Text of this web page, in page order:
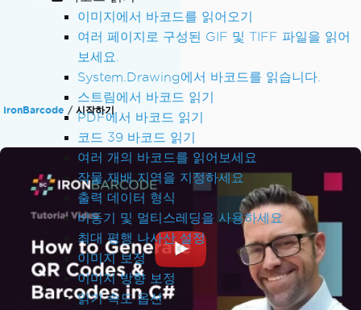
이미지에서 바코드를 읽어오기
여러 페이지로 구성된 GIF 및 TIFF 파일을 읽어
보세요.
System.Drawing에서 바코드를 읽습니다.
스트림에서 바코드 읽기
PDF에서 바코드 읽기
코드 39 바코드 읽기
여러 개의 바코드를 읽어보세요
작물 재배 지역을 지정하세요
출력 데이터 형식
비동기 및 멀티스레딩을 사용하세요
최대 평행 나사산 설정
이미지 보정
이미지 방향 보정
읽기 속도 옵션
IronBarcode 시작하기